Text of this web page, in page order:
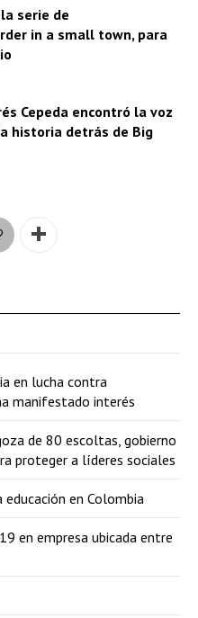
serie de
in a small town, para
Cepeda encontró la voz
historia detrás de Big
en lucha contra
manifestado interés
de 80 escoltas, gobierno
proteger a líderes sociales
en Colombia
en empresa ubicada entre